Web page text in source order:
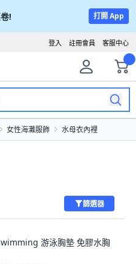
! 打開 App
客服中心
註冊會員
登入
女性海灘服飾 水母衣內裡
篩選器
游泳胸墊 免膠水胸